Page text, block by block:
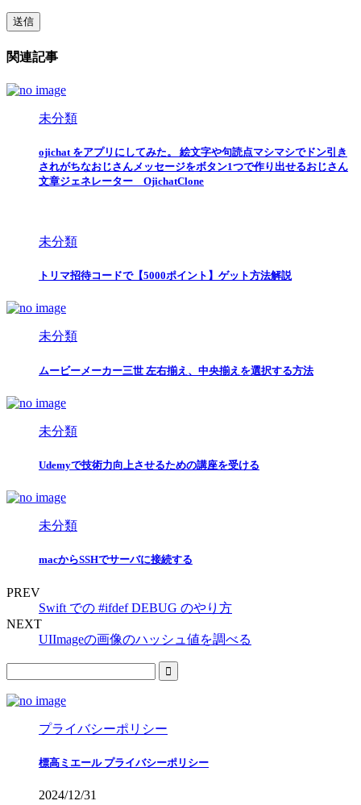
関連記事
未分類
ojichat をアプリにしてみた。 絵文字や句読点マシマシでドン引き
されがちなおじさんメッセージをボタン1つで作り出せるおじさん
文章ジェネレーター OjichatClone
未分類
トリマ招待コードで【5000ポイント】ゲット方法解説
未分類
ムービーメーカー三世 左右揃え、中央揃えを選択する方法
未分類
Udemyで技術力向上させるための講座を受ける
未分類
macからSSHでサーバに接続する
PREV
Swift での #ifdef DEBUG のやり方
NEXT
UIImageの画像のハッシュ値を調べる
プライバシーポリシー
標高ミエール プライバシーポリシー
2024/12/31